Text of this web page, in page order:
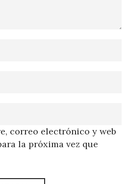
correo electrónico y web
la próxima vez que